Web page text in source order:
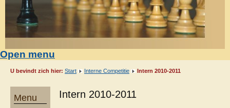
Open menu
U bevindt zich hier: Start Interne Competitie Intern 2010-2011
Menu Intern 2010-2011